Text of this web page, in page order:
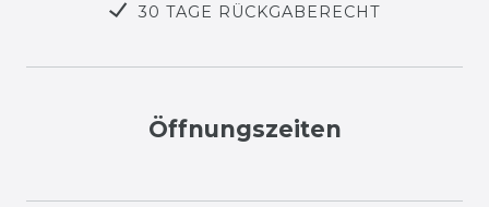
30 TAGE RÜCKGABERECHT
Öffnungszeiten